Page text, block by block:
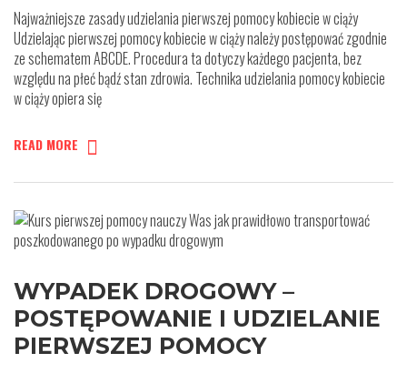
Najważniejsze zasady udzielania pierwszej pomocy kobiecie w ciąży
Udzielając pierwszej pomocy kobiecie w ciąży należy postępować zgodnie
ze schematem ABCDE. Procedura ta dotyczy każdego pacjenta, bez
względu na płeć bądź stan zdrowia. Technika udzielania pomocy kobiecie
w ciąży opiera się
READ MORE
WYPADEK DROGOWY –
POSTĘPOWANIE I UDZIELANIE
PIERWSZEJ POMOCY